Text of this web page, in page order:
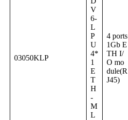
03050KLP
V
6-
L
P
U
4*
1
E
T
H
-
M
L
4 ports
1Gb E
TH I/
O mo
dule(R
J45)